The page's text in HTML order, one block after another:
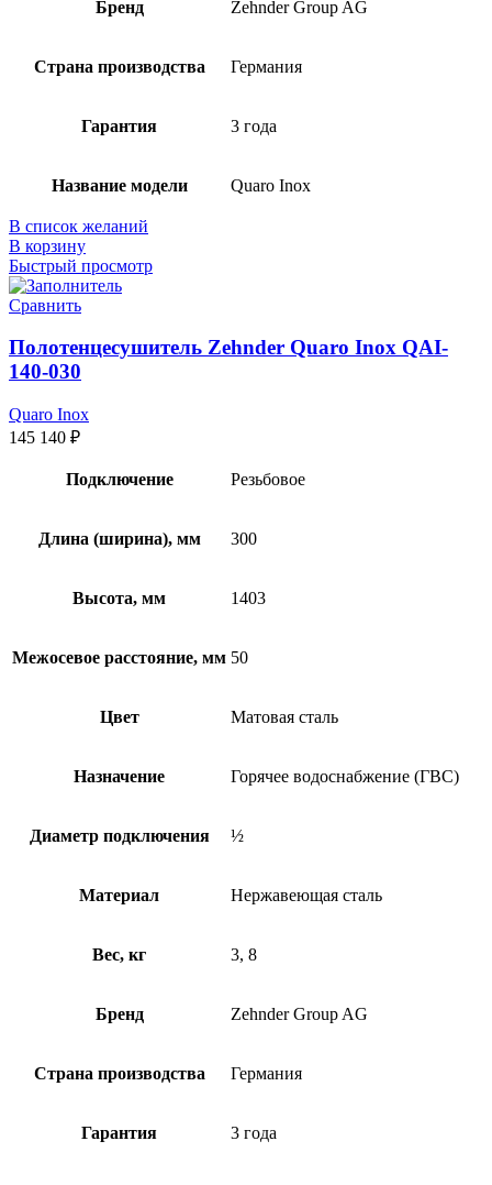
Бренд Zehnder Group AG
Страна производства Германия
Гарантия 3 года
Название модели Quaro Inox
В список желаний
В корзину
Быстрый просмотр
Сравнить
Полотенцесушитель Zehnder Quaro Inox QAI-
140-030
Quaro Inox
145 140 ₽
Подключение Резьбовое
Длина (ширина), мм 300
Высота, мм 1403
Межосевое расстояние, мм 50
Цвет Матовая сталь
Назначение Горячее водоснабжение (ГВС)
Диаметр подключения ½
Материал Нержавеющая сталь
Вес, кг 3, 8
Бренд Zehnder Group AG
Страна производства Германия
Гарантия 3 года